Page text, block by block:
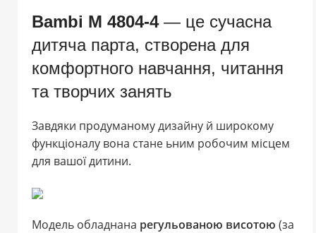
Bambi M 4804-4— це сучасна
дитяча парта, створена для
комфортного навчання, читання
та творчих занять
Завдяки продуманому дизайну й широкому
функціоналу вона стане ьним робочим місцем
для вашої дитини.
Модель обладнана регульованою висотою (за